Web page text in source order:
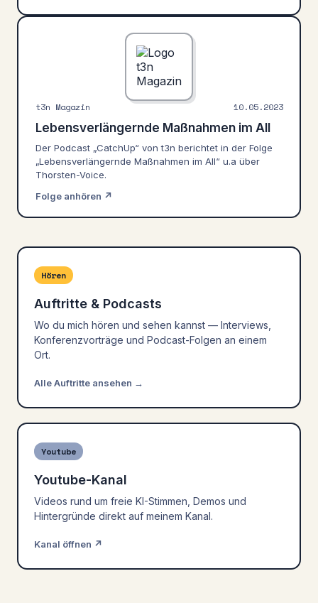
t3n Magazin 10.05.2023
Lebensverlängernde Maßnahmen im All
Der Podcast „CatchUp“ von t3n berichtet in der Folge
„Lebensverlängernde Maßnahmen im All“ u.a über
Thorsten-Voice.
Folge anhören ↗
Hören
Auftritte & Podcasts
Wo du mich hören und sehen kannst — Interviews,
Konferenzvorträge und Podcast-Folgen an einem
Ort.
Alle Auftritte ansehen →
Youtube
Youtube-Kanal
Videos rund um freie KI-Stimmen, Demos und
Hintergründe direkt auf meinem Kanal.
Kanal öffnen ↗